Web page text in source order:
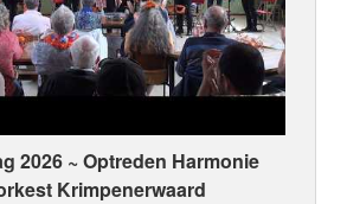
2026 ~ Optreden Harmonie
Krimpenerwaard